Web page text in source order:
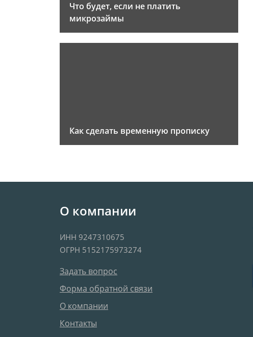
Что будет, если не платить
микрозаймы
Как сделать временную прописку
О компании
ИНН 9247310675
ОГРН 5152175973274
Задать вопрос
Форма обратной связи
О компании
Контакты